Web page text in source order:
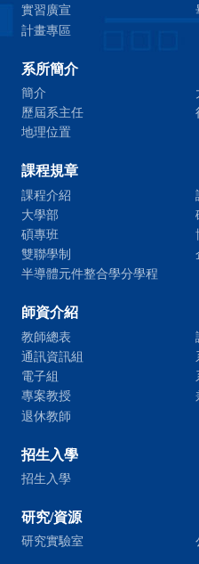
實習廣宣
計畫專區
系所簡介
簡介
歷屆系主任
地理位置
課程規章
課程介紹
大學部
碩專班
雙聯學制
半導體元件整合學分學程
師資介紹
教師總表
通訊資訊組
電子組
專案教授
退休教師
招生入學
招生入學
研究/資源
研究實驗室